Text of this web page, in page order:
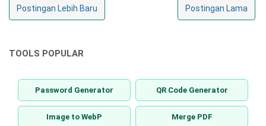
Postingan Lebih Baru Postingan Lama
TOOLS POPULAR
Password Generator QR Code Generator
Image to WebP Merge PDF